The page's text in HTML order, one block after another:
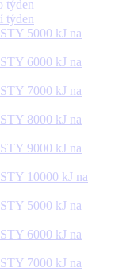
týden
týden
5000 kJ na
6000 kJ na
7000 kJ na
8000 kJ na
9000 kJ na
10000 kJ na
5000 kJ na
6000 kJ na
7000 kJ na